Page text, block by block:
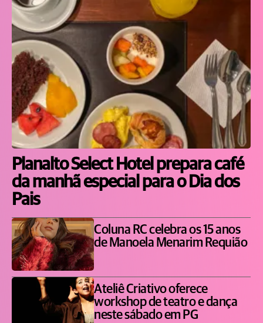
Planalto Select Hotel prepara café
da manhã especial para o Dia dos
Pais
Coluna RC celebra os 15 anos
de Manoela Menarim Requião
Ateliê Criativo oferece
workshop de teatro e dança
neste sábado em PG